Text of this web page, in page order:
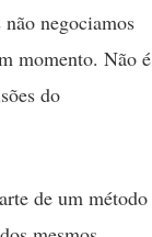
negociamos
momento. Não é
do
de um método